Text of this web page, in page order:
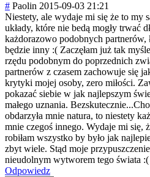
# Paolin 2015-09-03 21:21
Niestety, ale wydaje mi się że to my
układy, które nie bedą mogły trwać
każdorazowo podobnych partnerów,
będzie inny :( Zaczęłam już tak
rzędu podobnym do poprzednich
partnerów z czasem zachowuje się
krytyki mojej osoby, zero miłości.
pokazać siebie w jak najlepszym
małego uznania. Bezskutecznie..
obdarzyła mnie natura, to niestety
mnie czegoś innego. Wydaje mi się,
robiłam wszystko by było jak
zbyt wiele. Stąd moje
nieudolnym wytworem tego świata :(
Odpowiedz